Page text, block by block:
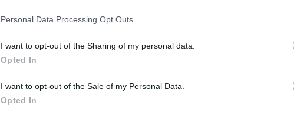
Personal Data Processing Opt Outs
I want to opt-out of the Sharing of my personal data.
Opted In
I want to opt-out of the Sale of my Personal Data.
Opted In
Rudy Giuliani a Come States?
Trump, Meloni e la strategia
americana